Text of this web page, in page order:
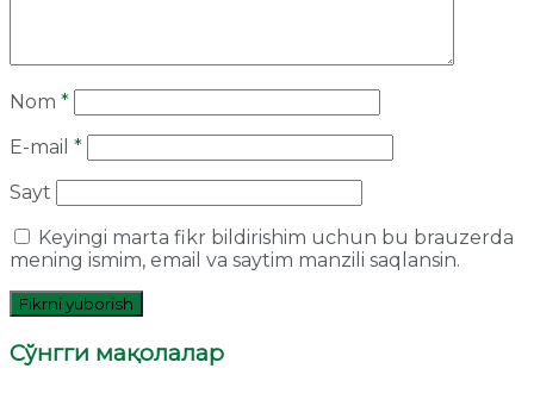
Nom *
E-mail *
Sayt
Keyingi marta fikr bildirishim uchun bu brauzerda
mening ismim, email va saytim manzili saqlansin.
Сўнгги мақолалар